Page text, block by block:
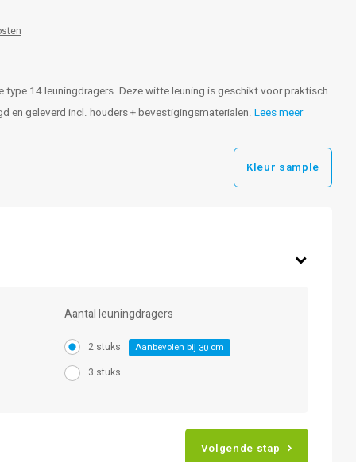
14 leuningdragers. Deze witte leuning is geschikt voor praktisch
en geleverd incl. houders + bevestigingsmaterialen. Lees meer
Kleur sample
Aantal leuningdragers
2 stuks Aanbevolen bij 30 cm
3 stuks
Volgende stap